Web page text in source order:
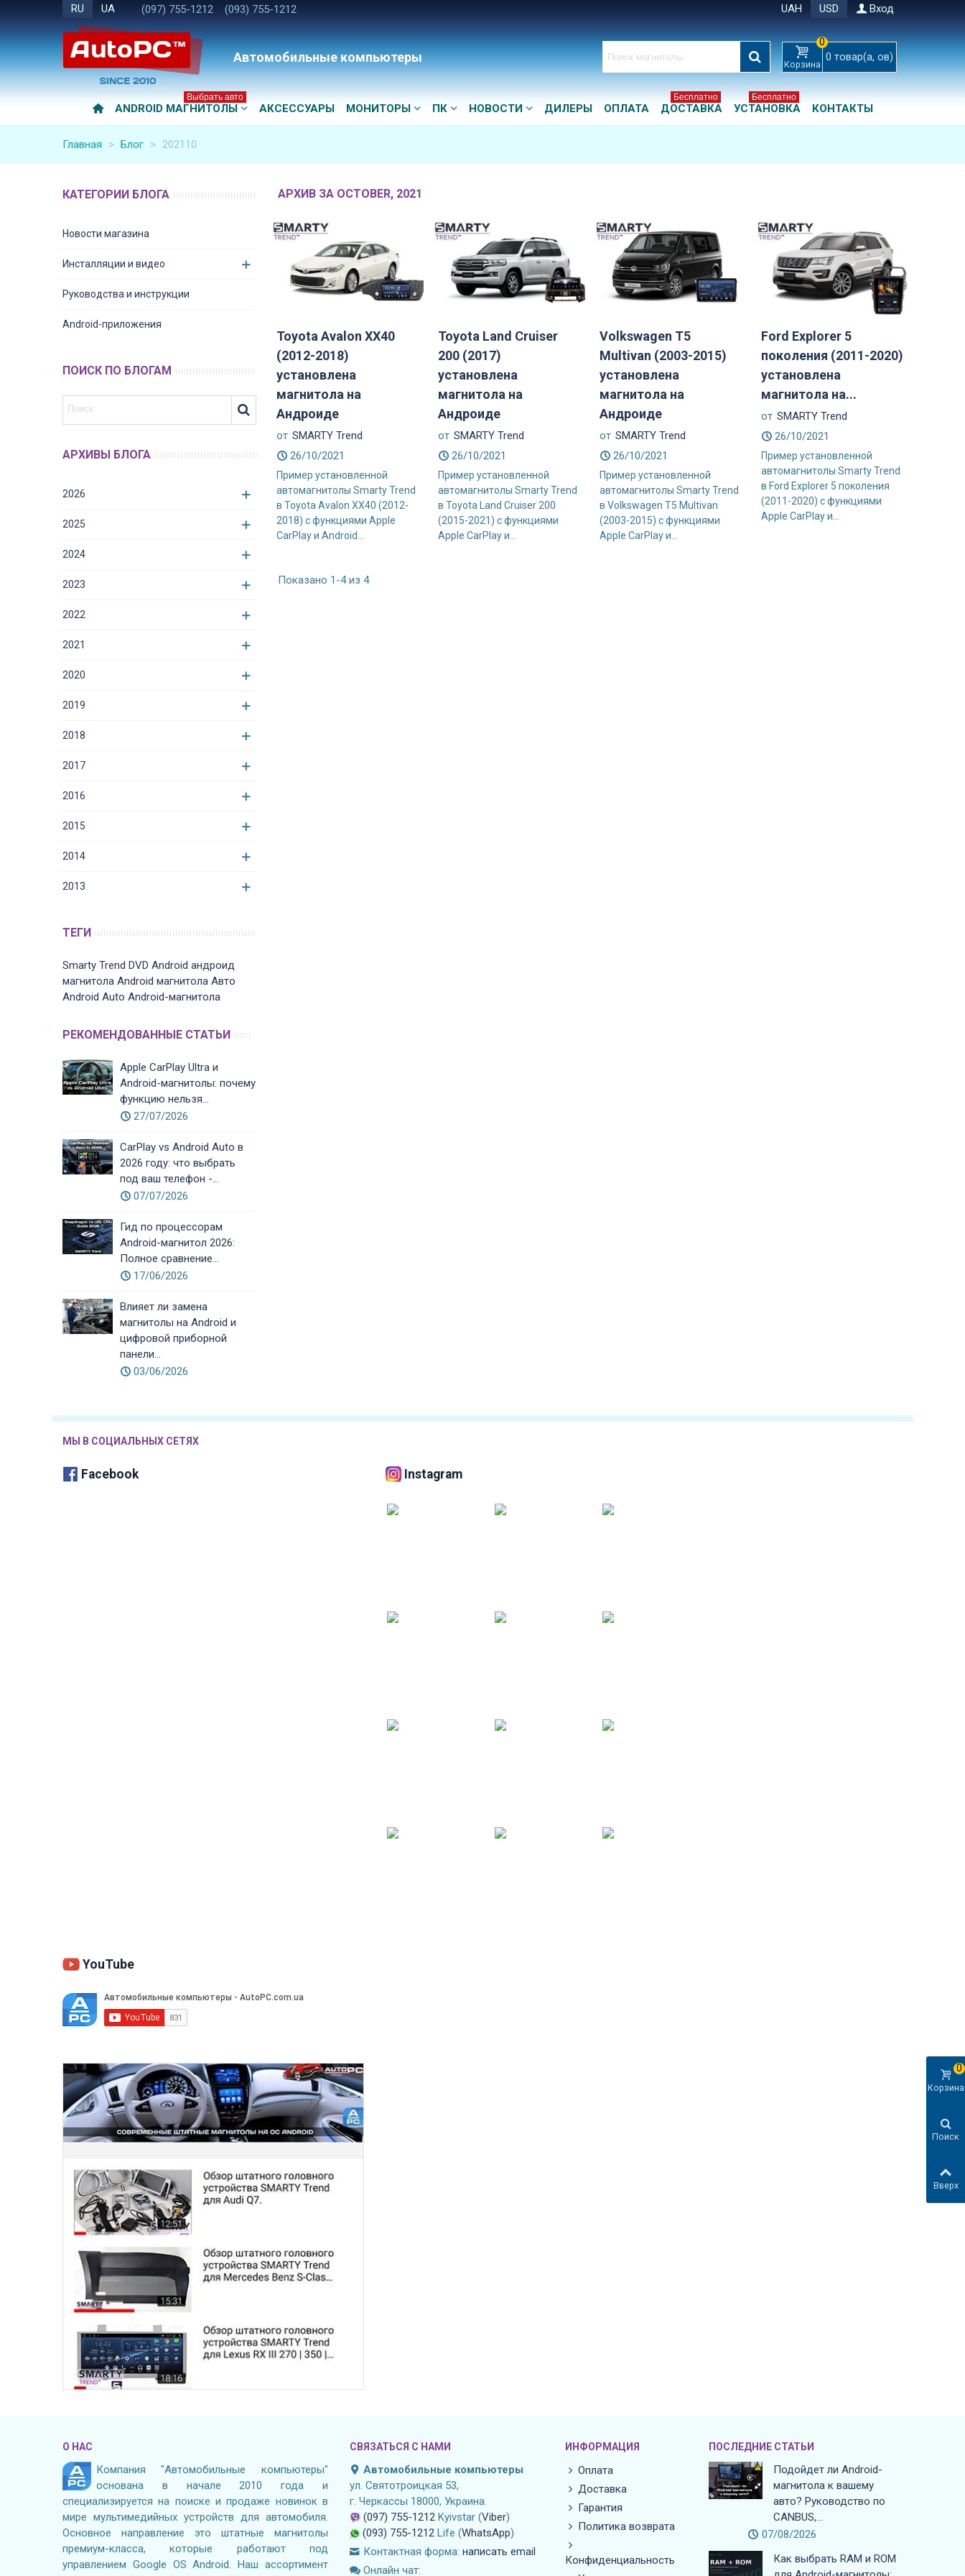
RU UA (097) 755-1212 (093) 755-1212 UAH USD Вход
Автомобильные компьютеры Корзина
0
0 товар(а, ов)
ANDROID МАГНИТОЛЫ
Выбрать авто
АКСЕССУАРЫ МОНИТОРЫ ПК НОВОСТИ ДИЛЕРЫ ОПЛАТА ДОСТАВКА
Бесплатно
УСТАНОВКА
Бесплатно
КОНТАКТЫ
Главная > Блог > 202110
КАТЕГОРИИ БЛОГА
Новости магазина
Инсталляции и видео
Руководства и инструкции
Android-приложения
ПОИСК ПО БЛОГАМ
АРХИВЫ БЛОГА
2026
2025
2024
2023
2022
2021
2020
2019
2018
2017
2016
2015
2014
2013
ТЕГИ
Smarty Trend DVD Android андроид
магнитола Android магнитола Авто
Android Auto Android-магнитола
РЕКОМЕНДОВАННЫЕ СТАТЬИ
Apple CarPlay Ultra и
Android-магнитолы: почему
функцию нельзя...
27/07/2026
CarPlay vs Android Auto в
2026 году: что выбрать
под ваш телефон -...
07/07/2026
Гид по процессорам
Android-магнитол 2026:
Полное сравнение...
17/06/2026
Влияет ли замена
магнитолы на Android и
цифровой приборной
панели...
03/06/2026
АРХИВ ЗА OCTOBER, 2021
Toyota Avalon XX40
(2012-2018)
установлена
магнитола на
Андроиде
от SMARTY Trend
26/10/2021
Пример установленной
автомагнитолы Smarty Trend
в Toyota Avalon XX40 (2012-
2018) с функциями Apple
CarPlay и Android...
Toyota Land Cruiser
200 (2017)
установлена
магнитола на
Андроиде
от SMARTY Trend
26/10/2021
Пример установленной
автомагнитолы Smarty Trend
в Toyota Land Cruiser 200
(2015-2021) с функциями
Apple CarPlay и...
Volkswagen T5
Multivan (2003-2015)
установлена
магнитола на
Андроиде
от SMARTY Trend
26/10/2021
Пример установленной
автомагнитолы Smarty Trend
в Volkswagen T5 Multivan
(2003-2015) с функциями
Apple CarPlay и...
Ford Explorer 5
поколения (2011-2020)
установлена
магнитола на...
от SMARTY Trend
26/10/2021
Пример установленной
автомагнитолы Smarty Trend
в Ford Explorer 5 поколения
(2011-2020) с функциями
Apple CarPlay и...
Показано 1-4 из 4
МЫ В СОЦИАЛЬНЫХ СЕТЯХ
Facebook Instagram
YouTube
О НАС
Компания "Автомобильные компьютеры"
основана в начале 2010 года и
специализируется на поиске и продаже новинок в
мире мультимедийных устройств для автомобиля.
Основное направление это штатные магнитолы
премиум-класса, которые работают под
управлением Google OS Android. Наш ассортимент
СВЯЗАТЬСЯ С НАМИ
Автомобильные компьютеры
ул. Святотроицкая 53,
г. Черкассы 18000, Украина.
(097) 755-1212 Kyivstar (Viber)
(093) 755-1212 Life (WhatsApp)
Контактная форма: написать email
Онлайн чат:
ИНФОРМАЦИЯ
Оплата
Доставка
Гарантия
Политика возврата
Конфиденциальность
ПОСЛЕДНИЕ СТАТЬИ
Подойдет ли Android-
магнитола к вашему
авто? Руководство по
CANBUS,...
07/08/2026
Как выбрать RAM и ROM
Корзина
0
Поиск
Вверх